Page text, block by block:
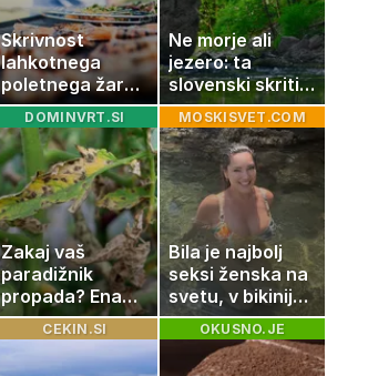
Skrivnost
lahkotnega
poletnega žara,
po katerem ne
boste
potrebovali
popoldanskega
spanca
Ne morje ali
jezero: ta
slovenski skriti
raj je kot
ustvarjen za
družinski izlet
DOMINVRT.SI
Zakaj vaš
paradižnik
propada? Ena
napaka lahko
uniči rastline –
tako jih rešite
MOSKISVET.COM
Bila je najbolj
seksi ženska na
svetu, v bikiniju
znova navdušila
CEKIN.SI OKUSNO.JE